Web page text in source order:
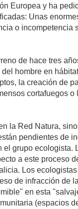
Europea y ha
Unas
o incompetencia
de hace tres
hombre en
la creación de
cortafuegos
la Red Natura,
pendientes de
grupo ecologista.
a este proceso
Los
de infracción de
en esta
(espacios